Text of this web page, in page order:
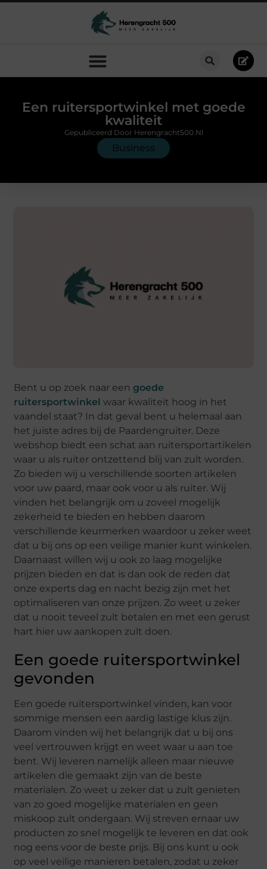
Een ruitersportwinkel met goede
kwaliteit
Business
Gepubliceerd Door Herengracht500.nl
Bent u op zoek naar eengoede
ruitersportwinkel waar kwaliteit hoog in het
vaandel staat? In dat geval bent u helemaal aan
het juiste adres bij de Paardengruiter. Deze
webshop biedt een schat aan ruitersportartikelen
waar u als ruiter ontzettend blij van zult worden.
Zo bieden wij u verschillende soorten artikelen
voor uw paard, maar ook voor u als ruiter. Wij
vinden het belangrijk om u zoveel mogelijk
zekerheid te bieden en hebben daarom
verschillende keurmerken waardoor u zeker weet
dat u bij ons op een veilige manier kunt winkelen.
Daarnaast willen wij u ook zo laag mogelijke
prijzen bieden en dat is dan ook de reden dat
onze experts dag en nacht bezig zijn met het
optimaliseren van onze prijzen. Zo weet u zeker
dat u nooit teveel zult betalen en met een gerust
hart hier uw aankopen zult doen.
Een goede ruitersportwinkel
gevonden
Een goede ruitersportwinkel vinden, kan voor
sommige mensen een aardig lastige klus zijn.
Daarom vinden wij het belangrijk dat u bij ons
veel vertrouwen krijgt en weet waar u aan toe
bent. Wij leveren namelijk alleen maar nieuwe
artikelen die gemaakt zijn van de beste
materialen. Zo weet u zeker dat u zult genieten
van zo goed mogelijke materialen en geen
miskoop zult ondergaan. Wij streven ernaar uw
producten zo snel mogelijk te leveren en dat ook
nog eens voor de beste prijs. Bij ons kunt u ook
op veel veilige manieren betalen, zodat u zeker